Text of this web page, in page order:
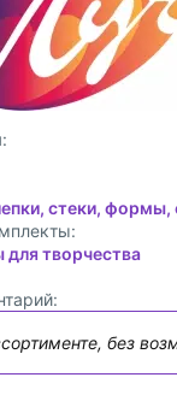
стеки, формы,
для творчества
без